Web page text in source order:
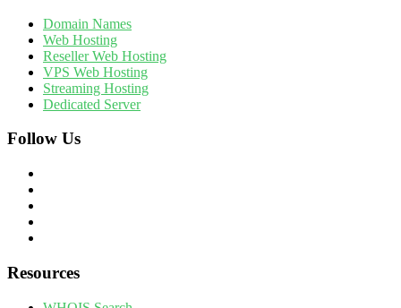
Domain Names
Web Hosting
Reseller Web Hosting
VPS Web Hosting
Streaming Hosting
Dedicated Server
Follow Us
Resources